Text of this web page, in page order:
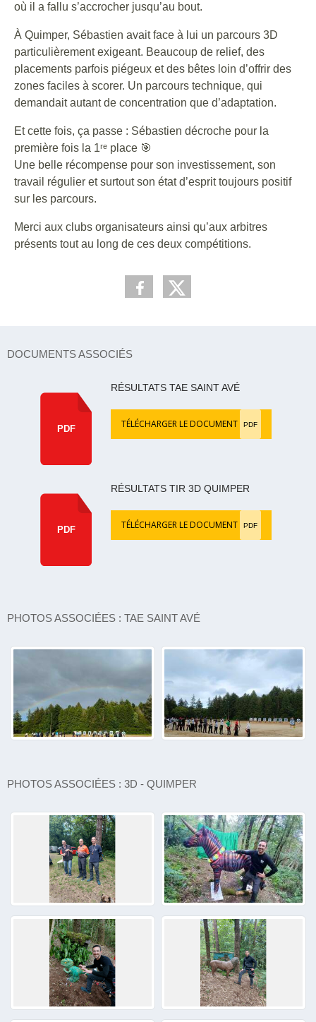
où il a fallu s’accrocher jusqu’au bout.
À Quimper, Sébastien avait face à lui un parcours 3D
particulièrement exigeant. Beaucoup de relief, des
placements parfois piégeux et des bêtes loin d’offrir des
zones faciles à scorer. Un parcours technique, qui
demandait autant de concentration que d’adaptation.
Et cette fois, ça passe : Sébastien décroche pour la
première fois la 1ʳᵉ place 🎯
Une belle récompense pour son investissement, son
travail régulier et surtout son état d’esprit toujours positif
sur les parcours.
Merci aux clubs organisateurs ainsi qu’aux arbitres
présents tout au long de ces deux compétitions.
DOCUMENTS ASSOCIÉS
PDF
RÉSULTATS TAE SAINT AVÉ
TÉLÉCHARGER LE DOCUMENT PDF
PDF
RÉSULTATS TIR 3D QUIMPER
TÉLÉCHARGER LE DOCUMENT PDF
PHOTOS ASSOCIÉES : TAE SAINT AVÉ
PHOTOS ASSOCIÉES : 3D - QUIMPER